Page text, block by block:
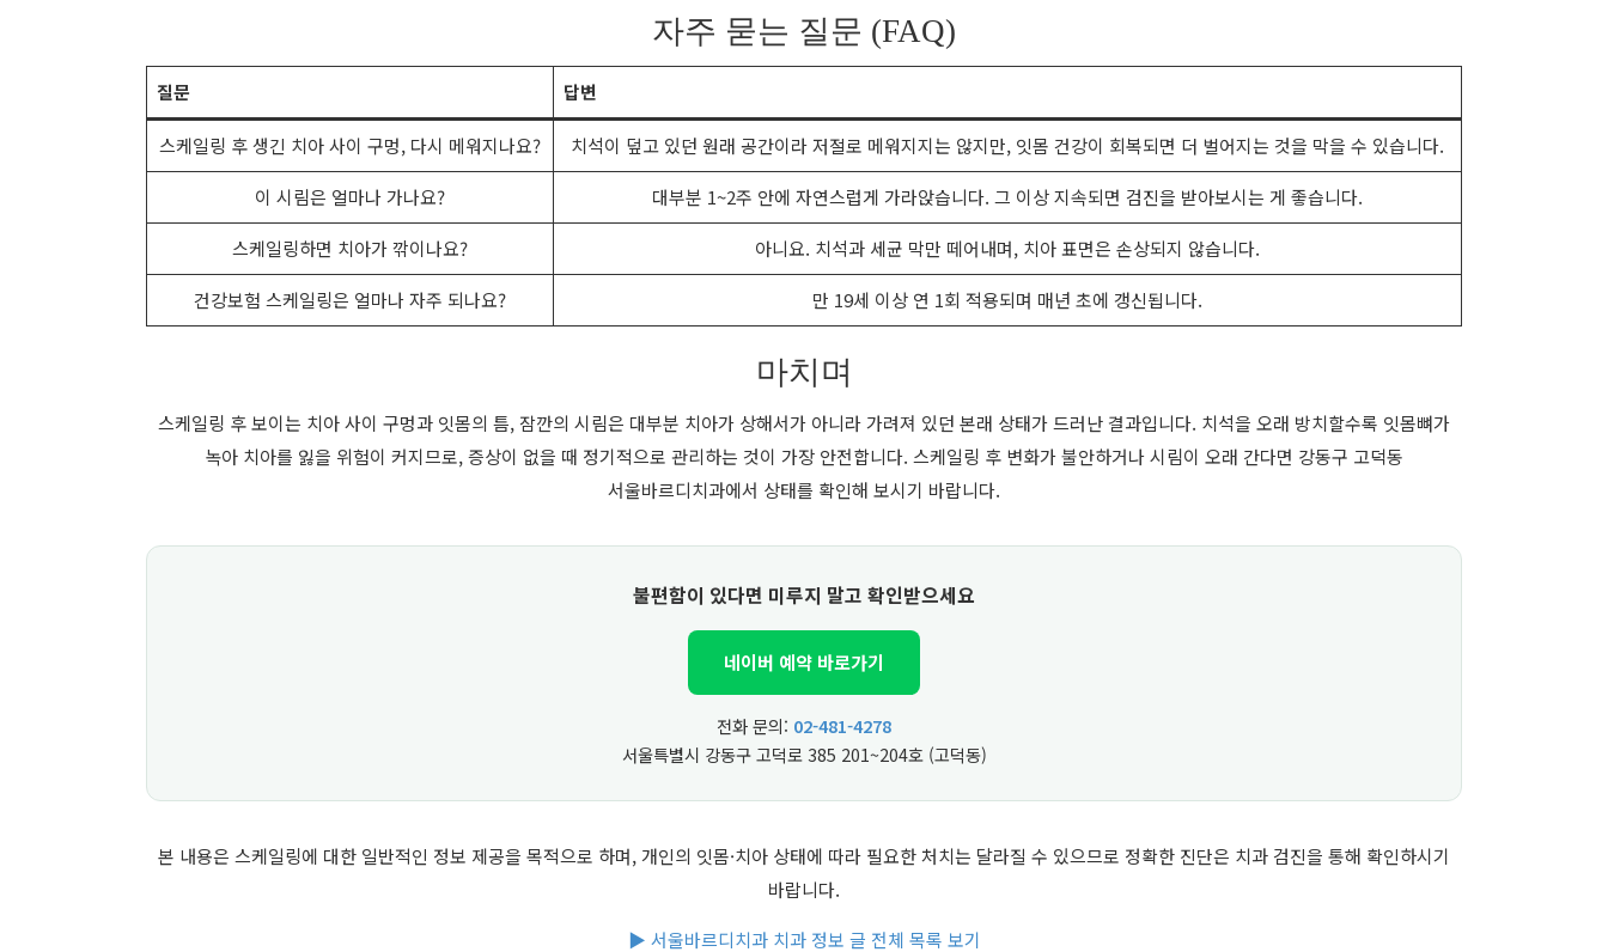
자주 묻는 질문 (FAQ)
질문 답변
스케일링 후 생긴 치아 사이 구멍, 다시 메워지나요? 치석이 덮고 있던 원래 공간이라 저절로 메워지지는 않지만, 잇몸 건강이 회복되면 더 벌어지는 것을 막을 수 있습니다.
이 시림은 얼마나 가나요? 대부분 1~2주 안에 자연스럽게 가라앉습니다. 그 이상 지속되면 검진을 받아보시는 게 좋습니다.
스케일링하면 치아가 깎이나요? 아니요. 치석과 세균 막만 떼어내며, 치아 표면은 손상되지 않습니다.
건강보험 스케일링은 얼마나 자주 되나요? 만 19세 이상 연 1회 적용되며 매년 초에 갱신됩니다.
마치며
스케일링 후 보이는 치아 사이 구멍과 잇몸의 틈, 잠깐의 시림은 대부분 치아가 상해서가 아니라 가려져 있던 본래 상태가 드러난 결과입니다. 치석을 오래 방치할수록 잇몸뼈가
녹아 치아를 잃을 위험이 커지므로, 증상이 없을 때 정기적으로 관리하는 것이 가장 안전합니다. 스케일링 후 변화가 불안하거나 시림이 오래 간다면 강동구 고덕동
서울바르디치과에서 상태를 확인해 보시기 바랍니다.
불편함이 있다면 미루지 말고 확인받으세요
네이버 예약 바로가기
전화 문의: 02-481-4278
서울특별시 강동구 고덕로 385 201~204호 (고덕동)
본 내용은 스케일링에 대한 일반적인 정보 제공을 목적으로 하며, 개인의 잇몸·치아 상태에 따라 필요한 처치는 달라질 수 있으므로 정확한 진단은 치과 검진을 통해 확인하시기
바랍니다.
▶ 서울바르디치과 치과 정보 글 전체 목록 보기